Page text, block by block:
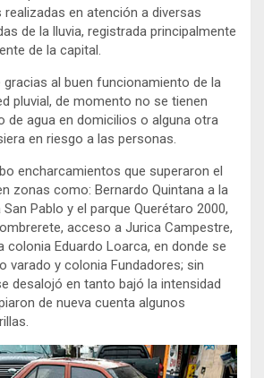
en atención a diversas
de la lluvia, registrada principalmente
de la capital.
gracias al buen funcionamiento de la
pluvial, de momento no se tienen
de agua en domicilios o alguna otra
en riesgo a las personas.
encharcamientos que superaron el
zonas como: Bernardo Quintana a la
Pablo y el parque Querétaro 2000,
acceso a Jurica Campestre,
colonia Eduardo Loarca, en donde se
varado y colonia Fundadores; sin
desalojó en tanto bajó la intensidad
de nueva cuenta algunos